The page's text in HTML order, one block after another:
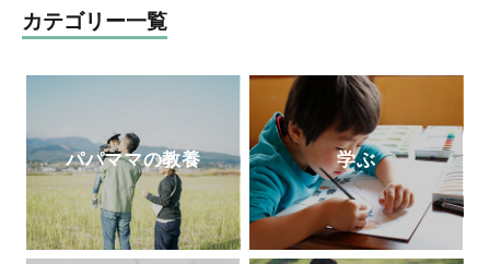
AgeWellLiving を立ち上げ、活動の場を広げ
ている）
ブログ 「SMART STORAGE!」
い整理収納アイデアやモノ選び情報を発信
中。7歳4歳2歳の3児の母。
http://taekomizutani.com/
カテゴリー一覧
パパママの教養 学ぶ